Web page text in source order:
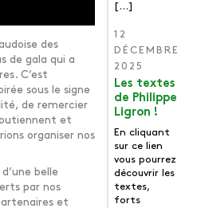
des
de gala qui a
C’est
sous le signe
de remercier
et
organiser nos
belle
par nos
et
[…]
12
DÉCEMBRE
2025
Les textes
de Philippe
Ligron !
En cliquant
sur ce lien
vous pourrez
découvrir les
textes,
forts